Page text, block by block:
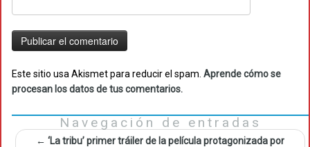
Este sitio usa Akismet para reducir el spam. Aprende cómo se
procesan los datos de tus comentarios.
Navegación de entradas
← ‘La tribu’ primer tráiler de la película protagonizada por